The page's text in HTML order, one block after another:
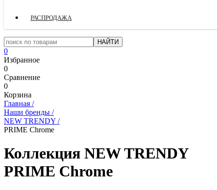
РАСПРОДАЖА
0
Избранное
0
Сравнение
0
Корзина
Главная /
Наши бренды /
NEW TRENDY /
PRIME Chrome
Коллекция NEW TRENDY
PRIME Chrome